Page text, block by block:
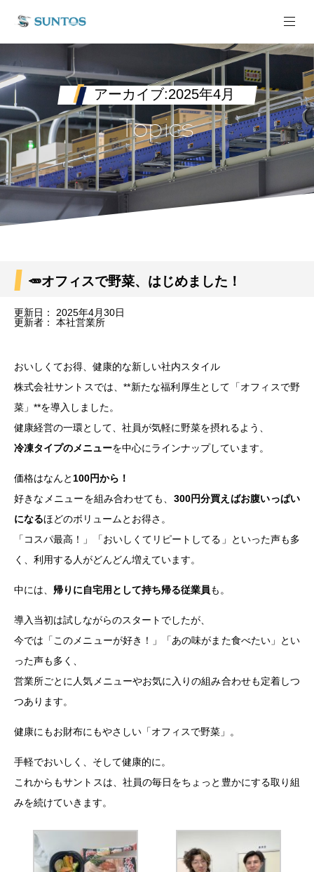
アーカイブ:2025年4月
Topics
🥕オフィスで野菜、はじめました！
更新日：
2025年4月30日
更新者：
本社営業所
おいしくてお得、健康的な新しい社内スタイル
株式会社サントスでは、**新たな福利厚生として「オフィスで野
菜」**を導入しました。
健康経営の一環として、社員が気軽に野菜を摂れるよう、
冷凍タイプのメニューを中心にラインナップしています。
価格はなんと 100円から！
好きなメニューを組み合わせても、 300円分買えばお腹いっぱい
になるほどのボリュームとお得さ。
「コスパ最高！」「おいしくてリピートしてる」といった声も多
く、利用する人がどんどん増えています。
中には、 帰りに自宅用として持ち帰る従業員も。
導入当初は試しながらのスタートでしたが、
今では「このメニューが好き！」「あの味がまた食べたい」とい
った声も多く、
営業所ごとに人気メニューやお気に入りの組み合わせも定着しつ
つあります。
健康にもお財布にもやさしい「オフィスで野菜」。
手軽でおいしく、そして健康的に。
これからもサントスは、社員の毎日をちょっと豊かにする取り組
みを続けていきます。